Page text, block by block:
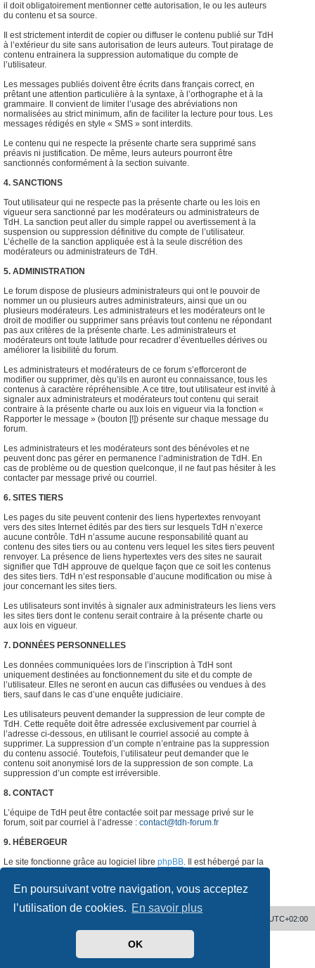
En poursuivant votre navigation, vous acceptez
l’utilisation de cookies. En savoir plus
OK
il doit obligatoirement mentionner cette autorisation, le ou les auteurs
du contenu et sa source.
Il est strictement interdit de copier ou diffuser le contenu publié sur TdH
à l’extérieur du site sans autorisation de leurs auteurs. Tout piratage de
contenu entrainera la suppression automatique du compte de
l’utilisateur.
Les messages publiés doivent être écrits dans français correct, en
prêtant une attention particulière à la syntaxe, à l’orthographe et à la
grammaire. Il convient de limiter l’usage des abréviations non
normalisées au strict minimum, afin de faciliter la lecture pour tous. Les
messages rédigés en style « SMS » sont interdits.
Le contenu qui ne respecte la présente charte sera supprimé sans
préavis ni justification. De même, leurs auteurs pourront être
sanctionnés conformément à la section suivante.
4. SANCTIONS
Tout utilisateur qui ne respecte pas la présente charte ou les lois en
vigueur sera sanctionné par les modérateurs ou administrateurs de
TdH. La sanction peut aller du simple rappel ou avertissement à la
suspension ou suppression définitive du compte de l’utilisateur.
L’échelle de la sanction appliquée est à la seule discrétion des
modérateurs ou administrateurs de TdH.
5. ADMINISTRATION
Le forum dispose de plusieurs administrateurs qui ont le pouvoir de
nommer un ou plusieurs autres administrateurs, ainsi que un ou
plusieurs modérateurs. Les administrateurs et les modérateurs ont le
droit de modifier ou supprimer sans préavis tout contenu ne répondant
pas aux critères de la présente charte. Les administrateurs et
modérateurs ont toute latitude pour recadrer d’éventuelles dérives ou
améliorer la lisibilité du forum.
Les administrateurs et modérateurs de ce forum s’efforceront de
modifier ou supprimer, dès qu’ils en auront eu connaissance, tous les
contenus à caractère répréhensible. A ce titre, tout utilisateur est invité à
signaler aux administrateurs et modérateurs tout contenu qui serait
contraire à la présente charte ou aux lois en vigueur via la fonction «
Rapporter le message » (bouton [!]) présente sur chaque message du
forum.
Les administrateurs et les modérateurs sont des bénévoles et ne
peuvent donc pas gérer en permanence l’administration de TdH. En
cas de problème ou de question quelconque, il ne faut pas hésiter à les
contacter par message privé ou courriel.
6. SITES TIERS
Les pages du site peuvent contenir des liens hypertextes renvoyant
vers des sites Internet édités par des tiers sur lesquels TdH n’exerce
aucune contrôle. TdH n’assume aucune responsabilité quant au
contenu des sites tiers ou au contenu vers lequel les sites tiers peuvent
renvoyer. La présence de liens hypertextes vers des sites ne saurait
signifier que TdH approuve de quelque façon que ce soit les contenus
des sites tiers. TdH n’est responsable d’aucune modification ou mise à
jour concernant les sites tiers.
Les utilisateurs sont invités à signaler aux administrateurs les liens vers
les sites tiers dont le contenu serait contraire à la présente charte ou
aux lois en vigueur.
7. DONNÉES PERSONNELLES
Les données communiquées lors de l’inscription à TdH sont
uniquement destinées au fonctionnement du site et du compte de
l’utilisateur. Elles ne seront en aucun cas diffusées ou vendues à des
tiers, sauf dans le cas d’une enquête judiciaire.
Les utilisateurs peuvent demander la suppression de leur compte de
TdH. Cette requête doit être adressée exclusivement par courriel à
l’adresse ci-dessous, en utilisant le courriel associé au compte à
supprimer. La suppression d’un compte n’entraine pas la suppression
du contenu associé. Toutefois, l’utilisateur peut demander que le
contenu soit anonymisé lors de la suppression de son compte. La
suppression d’un compte est irréversible.
8. CONTACT
L’équipe de TdH peut être contactée soit par message privé sur le
forum, soit par courriel à l’adresse : contact@tdh-forum.fr
9. HÉBERGEUR
Le site fonctionne grâce au logiciel libre phpBB. Il est hébergé par la
France.
UTC+02:00
phpBB ® Forum Software © phpBB Limited
phpBB-fr.com